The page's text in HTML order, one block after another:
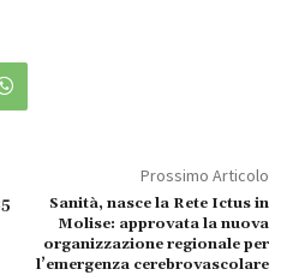
Prossimo Articolo
Sanità, nasce la Rete Ictus in
Molise: approvata la nuova
organizzazione regionale per
l’emergenza cerebrovascolare